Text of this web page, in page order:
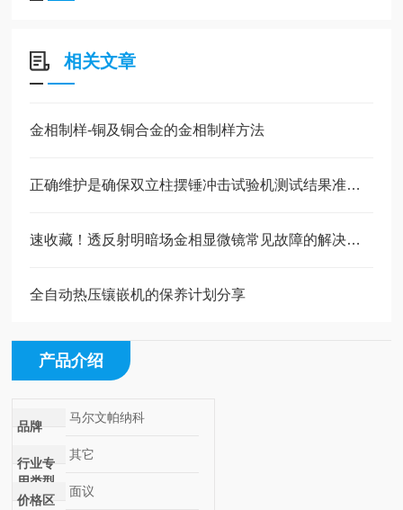
相关文章
金相制样-铜及铜合金的金相制样方法
正确维护是确保双立柱摆锤冲击试验机测试结果准确可靠的关键
速收藏！透反射明暗场金相显微镜常见故障的解决方法分享
全自动热压镶嵌机的保养计划分享
产品介绍
品牌
马尔文帕纳科
行业专
用类型
其它
价格区
面议